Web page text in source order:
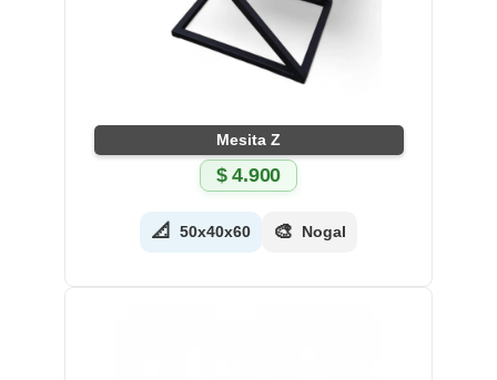
Mesita Z
$4.900
📐 50x40x60 🎨 Nogal